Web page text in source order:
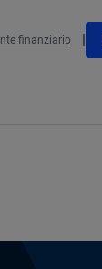
finanziario